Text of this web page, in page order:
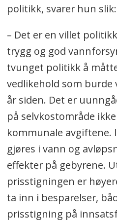
politikk, svarer hun slik:
– Det er en villet
trygg og god
tvunget politikk å
vedlikehold som
år siden. Det er
på selvkostområde
kommunale avgiftene.
gjøres i vann og
effekter på gebyrene.
prisstigningen er
ta inn i besparelser,
prisstigning på